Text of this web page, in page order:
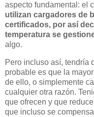
aspecto fundamental: el
utilizan cargadores de
certificados, por así
temperatura se
algo.
Pero incluso así, tendría
probable es que la
de ello, o simplemente
cualquier otra razón.
que ofrecen y que
que incluso se